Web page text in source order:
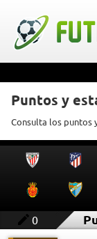
Puntos y
Consulta los puntos
0